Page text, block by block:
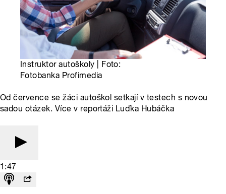
Instruktor autoškoly | Foto:
Fotobanka Profimedia
Od července se žáci autoškol setkají v testech s novou
sadou otázek. Více v reportáži Luďka Hubáčka
1:47